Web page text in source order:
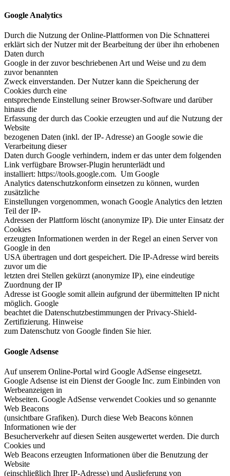
Google Analytics
Durch die Nutzung der Online-Plattformen von Die Schnatterei
erklärt sich der Nutzer mit der Bearbeitung der über ihn erhobenen
Daten durch
Google in der zuvor beschriebenen Art und Weise und zu dem
zuvor benannten
Zweck einverstanden. Der Nutzer kann die Speicherung der
Cookies durch eine
entsprechende Einstellung seiner Browser-Software und darüber
hinaus die
Erfassung der durch das Cookie erzeugten und auf die Nutzung der
Website
bezogenen Daten (inkl. der IP- Adresse) an Google sowie die
Verarbeitung dieser
Daten durch Google verhindern, indem er das unter dem folgenden
Link verfügbare Browser-Plugin herunterlädt und
installiert: https://tools.google.com. Um Google
Analytics datenschutzkonform einsetzen zu können, wurden
zusätzliche
Einstellungen vorgenommen, wonach Google Analytics den letzten
Teil der IP-
Adressen der Plattform löscht (anonymize IP). Die unter Einsatz der
Cookies
erzeugten Informationen werden in der Regel an einen Server von
Google in den
USA übertragen und dort gespeichert. Die IP-Adresse wird bereits
zuvor um die
letzten drei Stellen gekürzt (anonymize IP), eine eindeutige
Zuordnung der IP
Adresse ist Google somit allein aufgrund der übermittelten IP nicht
möglich. Google
beachtet die Datenschutzbestimmungen der Privacy-Shield-
Zertifizierung. Hinweise
zum Datenschutz von Google finden Sie hier.
Google Adsense
Auf unserem Online-Portal wird Google AdSense eingesetzt.
Google Adsense ist ein Dienst der Google Inc. zum Einbinden von
Werbeanzeigen in
Webseiten. Google AdSense verwendet Cookies und so genannte
Web Beacons
(unsichtbare Grafiken). Durch diese Web Beacons können
Informationen wie der
Besucherverkehr auf diesen Seiten ausgewertet werden. Die durch
Cookies und
Web Beacons erzeugten Informationen über die Benutzung der
Website
(einschließlich Ihrer IP-Adresse) und Auslieferung von